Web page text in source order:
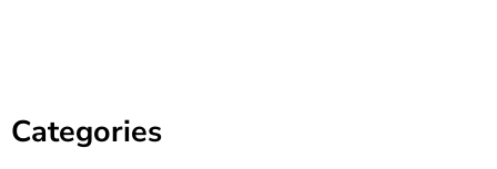
Categories